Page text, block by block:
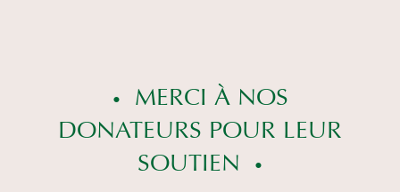
MERCI À NOS
DONATEURS POUR LEUR
SOUTIEN